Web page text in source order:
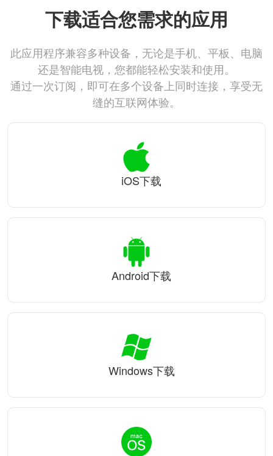
下载适合您需求的应用
此应用程序兼容多种设备，无论是手机、平板、电脑
还是智能电视，您都能轻松安装和使用。
通过一次订阅，即可在多个设备上同时连接，享受无
缝的互联网体验。
iOS下载
Android下载
Windows下载